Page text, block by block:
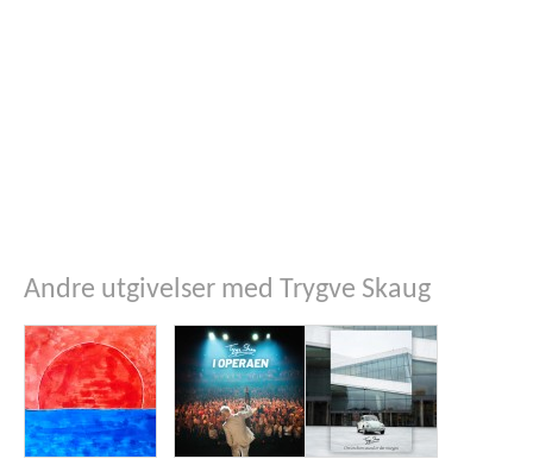
Andre utgivelser med Trygve Skaug